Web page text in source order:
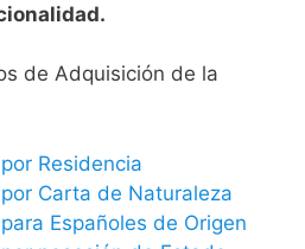
de Adquisición de la
Residencia
Carta de Naturaleza
Españoles de Origen